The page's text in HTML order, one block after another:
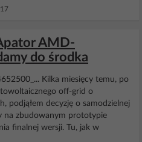
AMD-
do środka
Kilka miesięcy temu, po
off-grid o
podjąłem decyzję o samodzielnej
na zbudowanym prototypie
finalnej wersji. Tu, jak w